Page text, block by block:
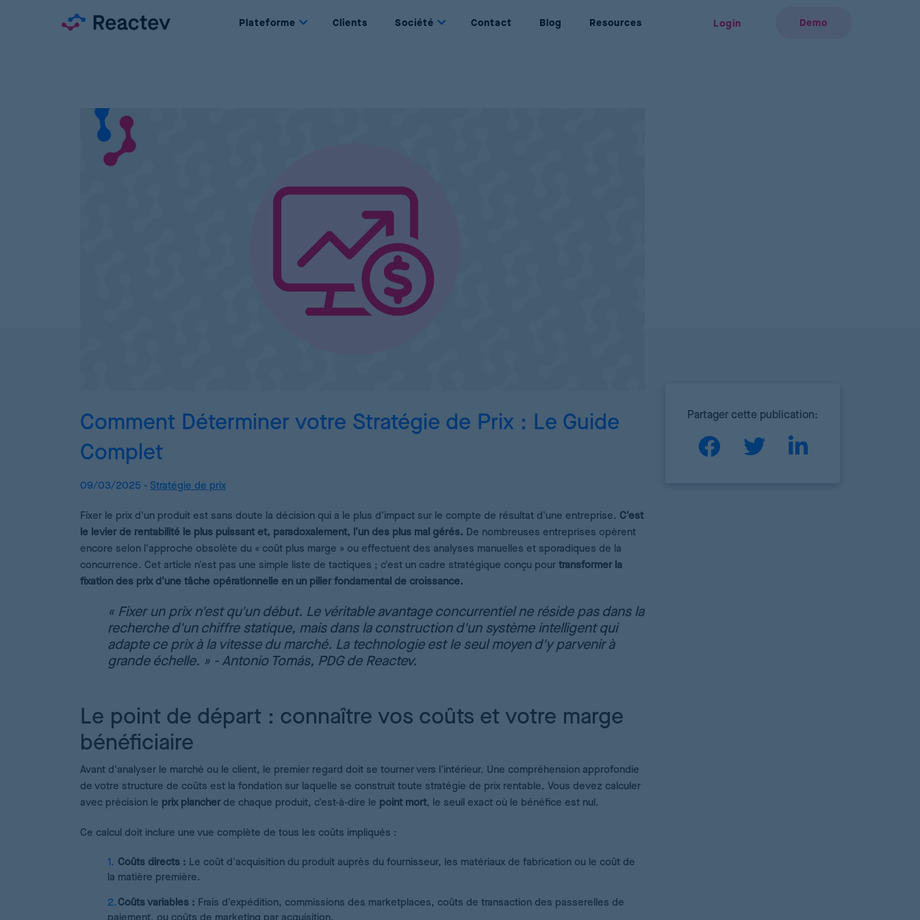
Plateforme
Optimisation des ventes et des bénéfices
Promotion Optimization
Élaboration de promotions réussies et
Price Strategy Simulation
Simulation de stratégies de prix avec l’IA
Calcul optimal des stocks pour vos produits
Clients Société Contact Blog Resources Login Demo
Comment Déterminer votre Stratégie de Prix : Le Guide
Complet
09/03/2025 - Stratégie de prix
Fixer le prix d'un produit est sans doute la décision qui a le plus d'impact sur le compte de résultat d'une entreprise. C'est
le levier de rentabilité le plus puissant et, paradoxalement, l'un des plus mal gérés. De nombreuses entreprises opèrent
encore selon l'approche obsolète du « coût plus marge » ou effectuent des analyses manuelles et sporadiques de la
concurrence. Cet article n'est pas une simple liste de tactiques ; c'est un cadre stratégique conçu pour transformer la
fixation des prix d'une tâche opérationnelle en un pilier fondamental de croissance.
« Fixer un prix n'est qu'un début. Le véritable avantage concurrentiel ne réside pas dans la
recherche d'un chiffre statique, mais dans la construction d'un système intelligent qui
adapte ce prix à la vitesse du marché. La technologie est le seul moyen d'y parvenir à
grande échelle. » - Antonio Tomás, PDG de Reactev.
Le point de départ : connaître vos coûts et votre marge
bénéficiaire
Avant d'analyser le marché ou le client, le premier regard doit se tourner vers l'intérieur. Une compréhension approfondie
de votre structure de coûts est la fondation sur laquelle se construit toute stratégie de prix rentable. Vous devez calculer
avec précision le prix plancher de chaque produit, c'est-à-dire le point mort, le seuil exact où le bénéfice est nul.
Ce calcul doit inclure une vue complète de tous les coûts impliqués :
Coûts directs : Le coût d'acquisition du produit auprès du fournisseur, les matériaux de fabrication ou le coût de
la matière première.
Coûts variables : Frais d'expédition, commissions des marketplaces, coûts de transaction des passerelles de
Partager cette publication: